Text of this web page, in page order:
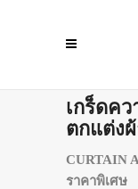
เกร็ดค
ตกแต่ง
CURTAIN
ราคาพิเศษ